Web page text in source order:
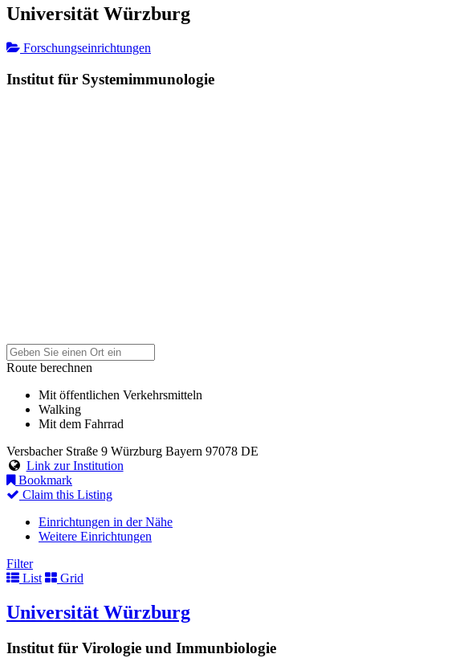
Universität Würzburg
Forschungseinrichtungen
Institut für Systemimmunologie
Route berechnen
Mit öffentlichen Verkehrsmitteln
Walking
Mit dem Fahrrad
Versbacher Straße 9 Würzburg Bayern 97078 DE
Link zur Institution
Bookmark
Claim this Listing
Einrichtungen in der Nähe
Weitere Einrichtungen
Filter
List
Grid
Universität Würzburg
Institut für Virologie und Immunbiologie